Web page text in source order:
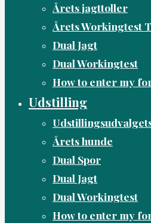
Årets jagttoller
Årets Workingtest
Dual Jagt
Dual Workingtest
How to enter my
Udstilling
Årets hunde
Dual Spor
Dual Jagt
Dual Workingtest
How to enter my